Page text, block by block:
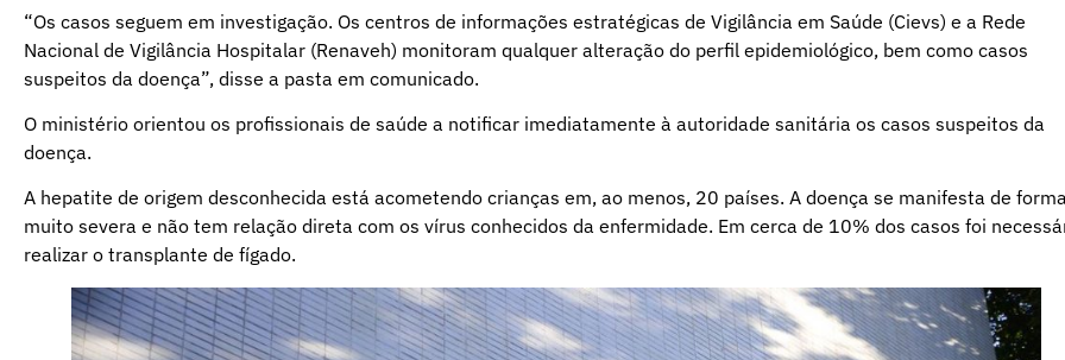
“Os casos seguem em investigação. Os centros de informações estratégicas de Vigilância em Saúde (Cievs) e a Rede
Nacional de Vigilância Hospitalar (Renaveh) monitoram qualquer alteração do perfil epidemiológico, bem como casos
suspeitos da doença”, disse a pasta em comunicado.
O ministério orientou os profissionais de saúde a notificar imediatamente à autoridade sanitária os casos suspeitos da
doença.
A hepatite de origem desconhecida está acometendo crianças em, ao menos, 20 países. A doença se manifesta de
muito severa e não tem relação direta com os vírus conhecidos da enfermidade. Em cerca de 10% dos casos foi
realizar o transplante de fígado.